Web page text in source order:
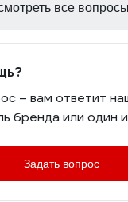
все вопросы
– вам ответит
бренда или один
Задать вопрос